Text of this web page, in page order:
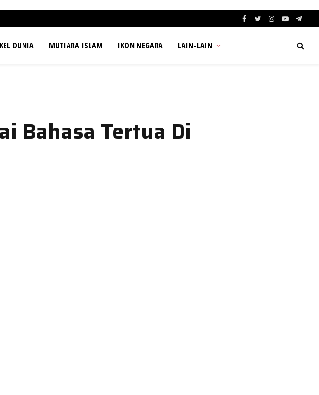
Facebook
TwitterInstagram
YouTube
DUNIA MUTIARA ISLAM IKON NEGARA LAIN-LAIN
Bahasa Tertua Di